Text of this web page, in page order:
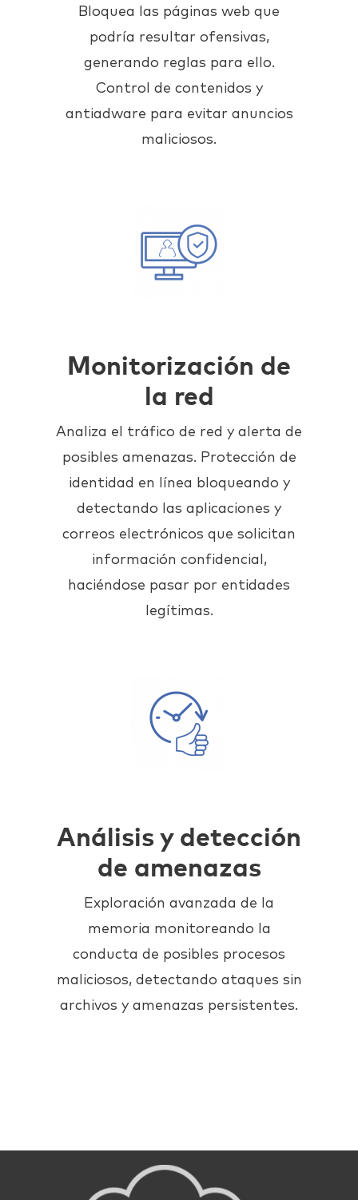
Bloquea las páginas web que
podría resultar ofensivas,
generando reglas para ello.
Control de contenidos y
antiadware para evitar anuncios
maliciosos.
Monitorización de
la red
Analiza el tráfico de red y alerta de
posibles amenazas. Protección de
identidad en línea bloqueando y
detectando las aplicaciones y
correos electrónicos que solicitan
información confidencial,
haciéndose pasar por entidades
legítimas.
Análisis y detección
de amenazas
Exploración avanzada de la
memoria monitoreando la
conducta de posibles procesos
maliciosos, detectando ataques sin
archivos y amenazas persistentes.